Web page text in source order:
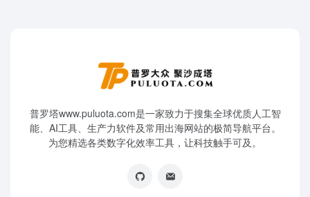
普罗塔www.puluota.com是一家致力于搜集全球优质人工智
能、AI工具、生产力软件及常用出海网站的极简导航平台。
为您精选各类数字化效率工具，让科技触手可及。